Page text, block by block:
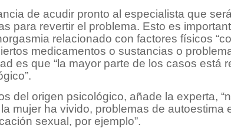
de acudir pronto al especialista que
para revertir el problema. Esto es
relacionado con factores físicos
medicamentos o sustancias o
es que “la mayor parte de los casos está
del origen psicológico, añade la experta,
mujer ha vivido, problemas de autoestima
sexual, por ejemplo”.